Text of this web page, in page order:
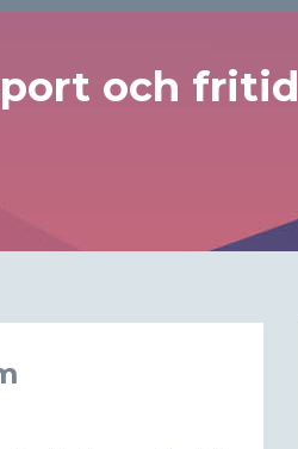
och fritid